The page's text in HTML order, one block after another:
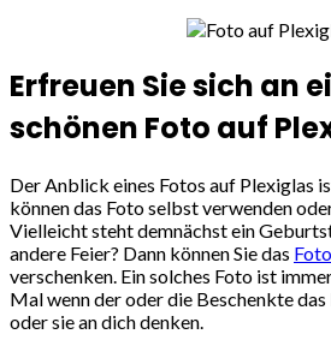
Erfreuen Sie sich an
schönen Foto auf
Der Anblick eines Fotos auf Plexiglas
können das Foto selbst verwenden
Vielleicht steht demnächst ein
andere Feier? Dann können Sie das
verschenken. Ein solches Foto ist
Mal wenn der oder die Beschenkte
oder sie an dich denken.